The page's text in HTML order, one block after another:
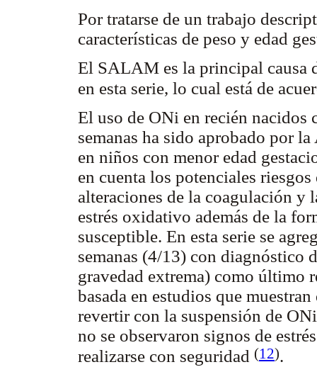
Por tratarse de un trabajo
características de peso y edad
El SALAM es la principal causa
en esta serie, lo cual está de
El uso de ONi en recién nacidos
semanas ha sido aprobado por
en niños con menor edad
en cuenta los potenciales
alteraciones de la coagulación
estrés oxidativo además de la
susceptible. En esta serie se
semanas (4/13) con diagnóstico
gravedad extrema) como último
basada en estudios que
revertir con la suspensión de
no se observaron signos de
realizarse con seguridad (12).